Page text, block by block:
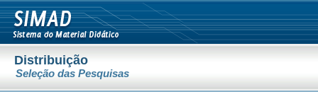
Distribuição
Seleção das Pesquisas